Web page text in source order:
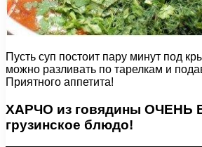
Пусть суп постоит пару минут под
можно разливать по тарелкам и
Приятного аппетита!
ХАРЧО из говядины ОЧЕНЬ
грузинское блюдо!